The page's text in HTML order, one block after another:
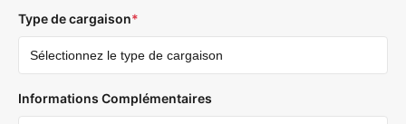
Type de cargaison*
Informations Complémentaires